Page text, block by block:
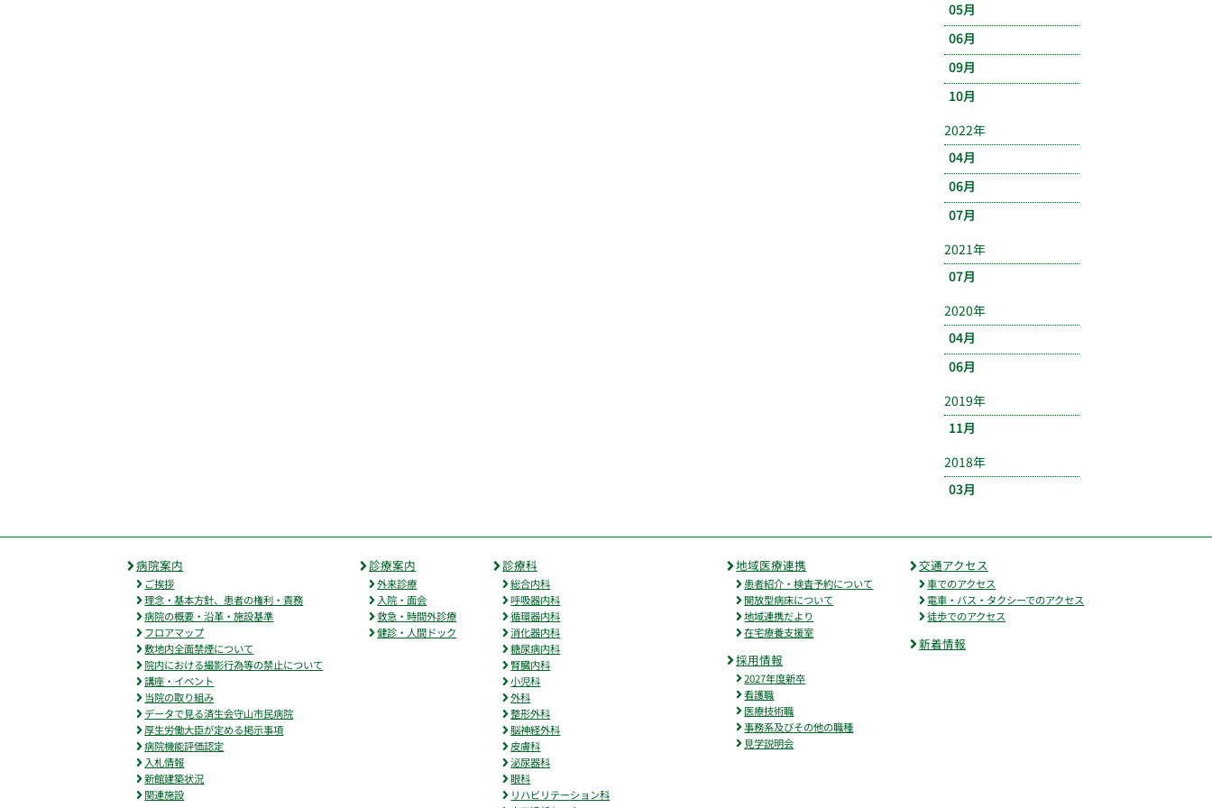
05月
06月
09月
10月
2022年
04月
06月
07月
2021年
07月
2020年
04月
06月
2019年
11月
2018年
03月
病院案内
ご挨拶
理念・基本方針、患者の権利・責務
病院の概要・沿革・施設基準
フロアマップ
敷地内全面禁煙について
院内における撮影行為等の禁止について
講座・イベント
当院の取り組み
データで見る済生会守山市民病院
厚生労働大臣が定める掲示事項
病院機能評価認定
入札情報
新館建築状況
関連施設
診療案内
外来診療
入院・面会
救急・時間外診療
健診・人間ドック
診療科
総合内科
呼吸器内科
循環器内科
消化器内科
糖尿病内科
腎臓内科
小児科
外科
整形外科
脳神経外科
皮膚科
泌尿器科
眼科
リハビリテーション科
地域医療連携
患者紹介・検査予約について
開放型病床について
地域連携だより
在宅療養支援室
採用情報
2027年度新卒
看護職
医療技術職
事務系及びその他の職種
見学説明会
交通アクセス
車でのアクセス
電車・バス・タクシーでのアクセス
徒歩でのアクセス
新着情報